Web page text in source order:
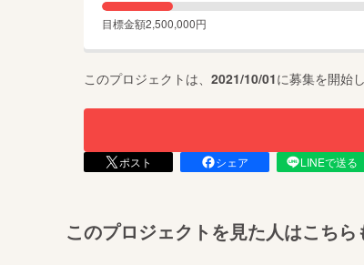
目標金額2,500,000円
このプロジェクトは、 2021/10/01に募集を開始
ポスト シェア LINEで送る
このプロジェクトを見た人はこち